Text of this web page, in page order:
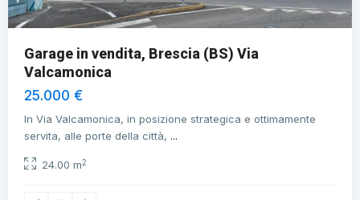
Garage in vendita, Brescia (BS) Via
Valcamonica
25.000 €
In Via Valcamonica, in posizione strategica e ottimamente
servita, alle porte della città, ...
24.00 m2